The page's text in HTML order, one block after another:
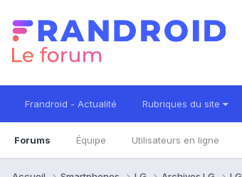
Frandroid - Actualité Rubriques du site
Forums Équipe Utilisateurs en ligne